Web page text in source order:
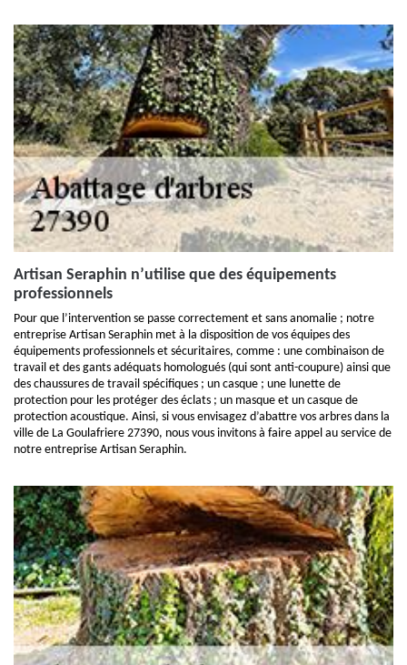
Artisan Seraphin n’utilise que des équipements
professionnels
Pour que l’intervention se passe correctement et sans anomalie ; notre
entreprise Artisan Seraphin met à la disposition de vos équipes des
équipements professionnels et sécuritaires, comme : une combinaison de
travail et des gants adéquats homologués (qui sont anti-coupure) ainsi que
des chaussures de travail spécifiques ; un casque ; une lunette de
protection pour les protéger des éclats ; un masque et un casque de
protection acoustique. Ainsi, si vous envisagez d’abattre vos arbres dans la
ville de La Goulafriere 27390, nous vous invitons à faire appel au service de
notre entreprise Artisan Seraphin.